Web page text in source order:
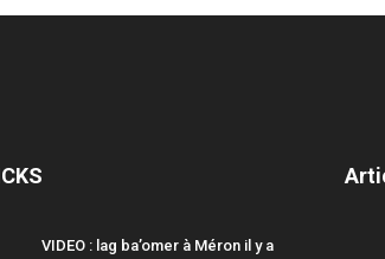
VIDEO : lag ba’omer à Méron il y a